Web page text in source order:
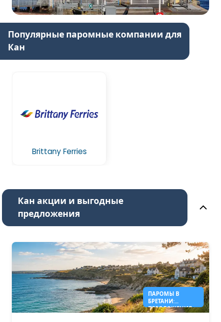
Популярные паромные компании для
Кан
Brittany Ferries
Кан акции и выгодные
предложения
ПАРОМЫ В
БРЕТАНИ:
ПРЕДЛОЖЕНИЯ